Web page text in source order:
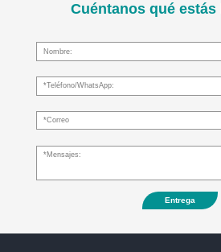
Cuéntanos qué
Entrega